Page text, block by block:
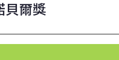
貝爾獎